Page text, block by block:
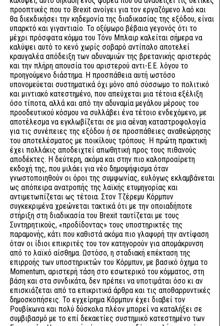
προοπτικές που το Brexit ανοίγει για τον εργαζόμενο λαό και
θα διεκδικήσει την κηδεμονία της διαδικασίας της εξόδου, είναι
υπαρκτό και γιγαντιαίο. Το οξύμωρο βέβαια γεγονός ότι το
μέχρι πρόσφατα κόμμα του Τόνυ Μπλαιρ καλείται σήμερα να
καλύψει αυτό το κενό χωρίς σοβαρό αντίπαλο αποτελεί
κραυγαλέα απόδειξη των αδυναμιών της βρετανικής αριστεράς
και την πλήρη απουσία του αριστερού αντι-Ε.Ε. λόγου το
προηγούμενο διάστημα. Η προσπάθεια αυτή ωστόσο
υπονομεύεται συστηματικά όχι μόνο από σύσσωμο το πολιτικό
και μιντιακό κατεστημένο, που απεύχεται μια τέτοια εξέλιξη
όσο τίποτα, αλλά και από την αδυναμία μεγάλου μέρους του
προοδευτικού κόσμου να συλλάβει ένα τέτοιο ενδεχόμενο, με
αποτέλεσμα να εγκλωβίζεται σε μια αέναη καταστροφολογία
για τις συνέπειες της εξόδου ή σε προσπάθειες αναθεώρησης
του αποτελέσματος με ποικίλους τρόπους. Η πρώτη πρακτική
έχει πολλάκις αποδειχτεί απωθητική προς τους πιθανούς
αποδέκτες. Η δεύτερη, ακόμα και στην πιο καλοπροαίρετη
εκδοχή της, που μιλάει για νέο δημοψήφισμα όταν
γνωστοποιηθούν οι όροι της συμφωνίας, ευλόγως εκλαμβάνεται
ως απόπειρα ανατροπής της λαϊκής ετυμηγορίας και
αντιμετωπίζεται ως τέτοια. Στον Τζέρεμυ Κόρμπυν
συγκεκριμένα χρεώνεται τακτικά ότι με την οποιαδήποτε
στήριξη στη διαδικασία του Brexit ταυτίζεται με τους
Συντηρητικούς, «προδίδοντας» τους υποστηρικτές της
παραμονής, κάτι που καθιστά ακόμα πιο γλαφυρή την αντίφαση
όταν οι ίδιοι επικριτές του τον κατηγορούν για απομάκρυνση
από το λαϊκό αίσθημα. Ωστόσο, η σταδιακή επέκταση της
επιρροής των υποστηρικτών του Κόρμπυν, με βασικό όχημα το
Momentum, αριστερή τάση στο εσωτερικό του κόμματος, στη
βάση και στα συνδικάτα, δεν πρέπει να υποτιμάται όσο κι αν
επισκιάζεται από τα επικριτικά άρθρα και τις αποθαρρυντικές
δημοσκοπήσεις. Το εγχείρημα Κόρμπυν έχει διαβεί τον
Ρουβίκωνα και πολύ δύσκολα πλέον μπορεί να καταλήξει σε
συμβιβασμό με το επί δεκαετίες συστημικό κατεστημένο των